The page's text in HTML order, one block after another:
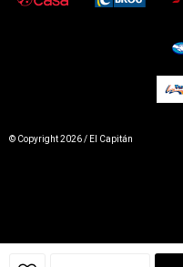
© Copyright 2026 / El Capitán